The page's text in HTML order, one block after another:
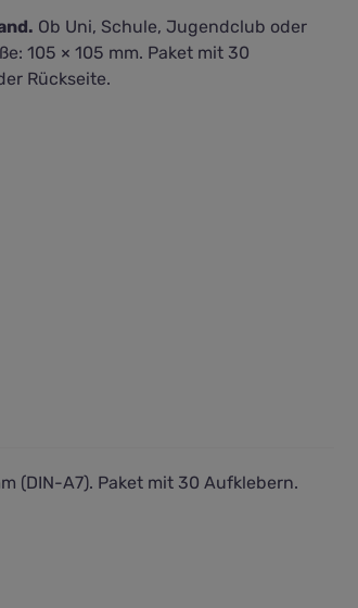
Ob Uni, Schule, Jugendclub oder
105 × 105 mm. Paket mit 30
Rückseite.
(DIN-A7). Paket mit 30 Aufklebern.